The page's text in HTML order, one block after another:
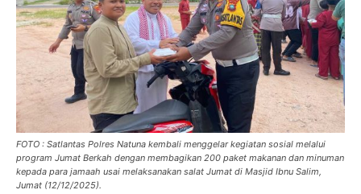
FOTO : Satlantas Polres Natuna kembali menggelar kegiatan sosial melalui
program Jumat Berkah dengan membagikan 200 paket makanan dan minuman
kepada para jamaah usai melaksanakan salat Jumat di Masjid Ibnu Salim,
Jumat (12/12/2025).